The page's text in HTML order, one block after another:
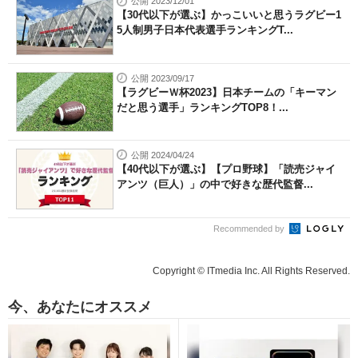
【30代以下が選ぶ】かっこいいと思うラグビー1
5人制男子日本代表選手ランキングT...
公開 2023/09/17
【ラグビーＷ杯2023】日本チームの「キーマン
だと思う選手」ランキングTOP8！...
公開 2024/04/24
【40代以下が選ぶ】【プロ野球】「読売ジャイ
アンツ（巨人）」の中で好きな歴代監督...
Recommended by
Copyright © ITmedia Inc. All Rights Reserved.
今、あなたにオススメ